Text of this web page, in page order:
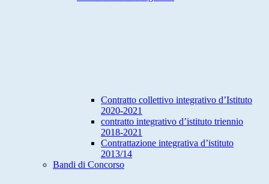
Contratto collettivo integrativo d’Istituto
2020-2021
contratto integrativo d’istituto triennio
2018-2021
Contrattazione integrativa d’istituto
2013/14
Bandi di Concorso